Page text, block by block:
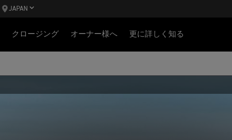
JAPAN
クロージング オーナー様へ 更に詳しく知る